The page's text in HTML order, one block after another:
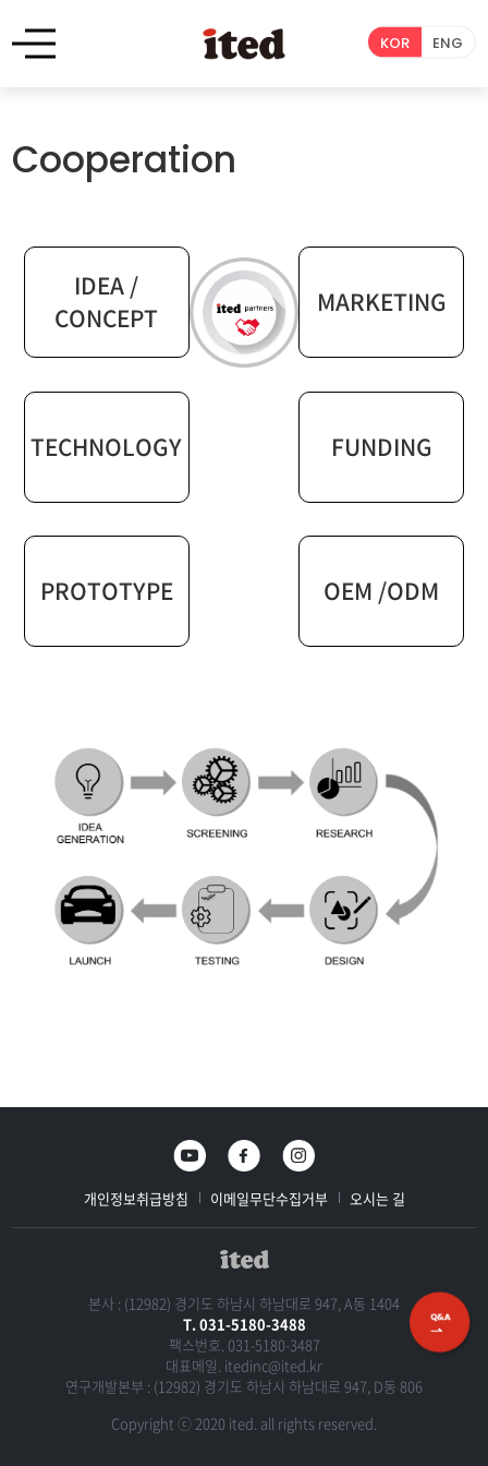
KOR ENG
Cooperation
IDEA /
CONCEPT
TECHNOLOGY
PROTOTYPE
MARKETING
FUNDING
OEM /ODM
개인정보취급방침 이메일무단수집거부 오시는 길
본사 : (12982) 경기도 하남시 하남대로 947, A동 1404
T. 031-5180-3488
팩스번호. 031-5180-3487
대표메일. itedinc@ited.kr
연구개발본부 : (12982) 경기도 하남시 하남대로 947, D동 806
Copyright ⓒ 2020 ited. all rights reserved.